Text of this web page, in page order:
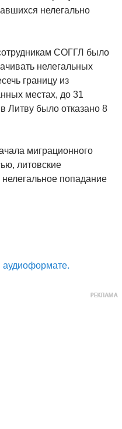
нелегально
СОГГЛ было
нелегальных
границу из
местах, до 31
Литву было отказано 8
миграционного
литовские
попадание